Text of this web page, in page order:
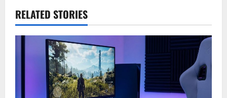
RELATED STORIES